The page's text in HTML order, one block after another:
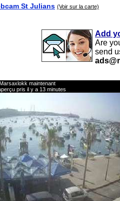
St Julians (Voir sur la carte)
Add
Are
send
maintenant
pris il y a 13 minutes